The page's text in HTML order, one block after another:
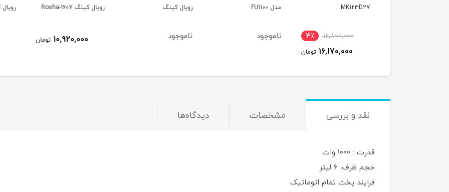
مدل FU1100
ناموجود
رویال کینگ
ناموجود
رویال کینگ Rosha-1607
10,920,000
رویال کینگ 1604
9,680,000 تومان
رویال
نقد و بررسی مشخصات دیدگاه‌ها
قدرت : 1000 وات
حجم ظرف: 6 لیتر
فرایند پخت تمام اتوماتیک